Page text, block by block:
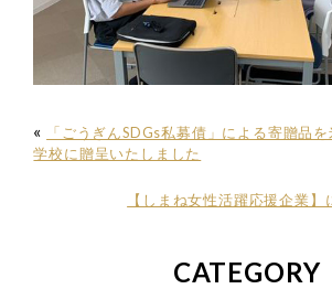
«
「ごうぎんSDGs私募債」による寄贈品
学校に贈呈いたしました
【しまね女性活躍応援企業
CATEGORY